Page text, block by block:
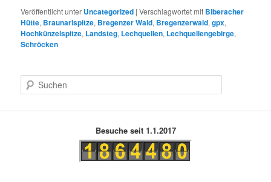
Veröffentlicht unter Uncategorized |Verschlagwortet mit Biberacher
Hütte, Braunarlspitze, Bregenzer Wald, Bregenzerwald,gpx,
Hochkünzelspitze, Landsteg, Lechquellen, Lechquellengebirge,
Schröcken
u
Besuche seit 1.1.2017